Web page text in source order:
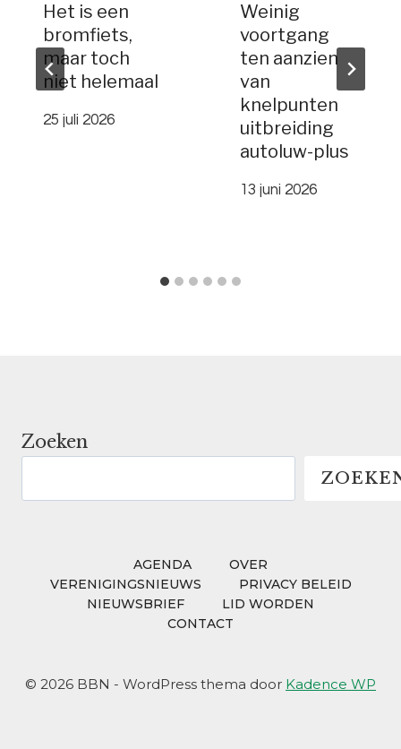
Het is een
bromfiets,
maar toch
niet helemaal
25 juli 2026
Weinig
voortgang
ten aanzien
van
knelpunten
uitbreiding
autoluw-plus
13 juni 2026
Zoeken
AGENDA
OVER
VERENIGINGSNIEUWS
PRIVACY BELEID
NIEUWSBRIEF
LID WORDEN
CONTACT
© 2026 BBN - WordPress thema door Kadence WP